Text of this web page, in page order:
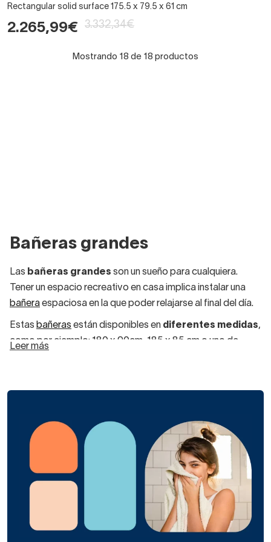
Rectangular solid surface 175.5 x 79.5 x 61 cm
2.265,99€ 3.332,34€
Mostrando 18 de 18 productos
Bañeras grandes
Las bañeras grandes son un sueño para cualquiera.
Tener un espacio recreativo en casa implica instalar una
bañera espaciosa en la que poder relajarse al final del día.
Estas bañeras están disponibles en diferentes medidas,
como por ejemplo: 180 x 90cm, 185 x 85 cm o uno de
cumplir perfectamente una función práctica
aseo diario, utilizándola a modo de ducha si se la combina
mampara de bañera
, o aprovechando sus
ventajas para el aseo diario de los niños más pequeños.
¿Cómo son las bañeras
grandes?
Leer más